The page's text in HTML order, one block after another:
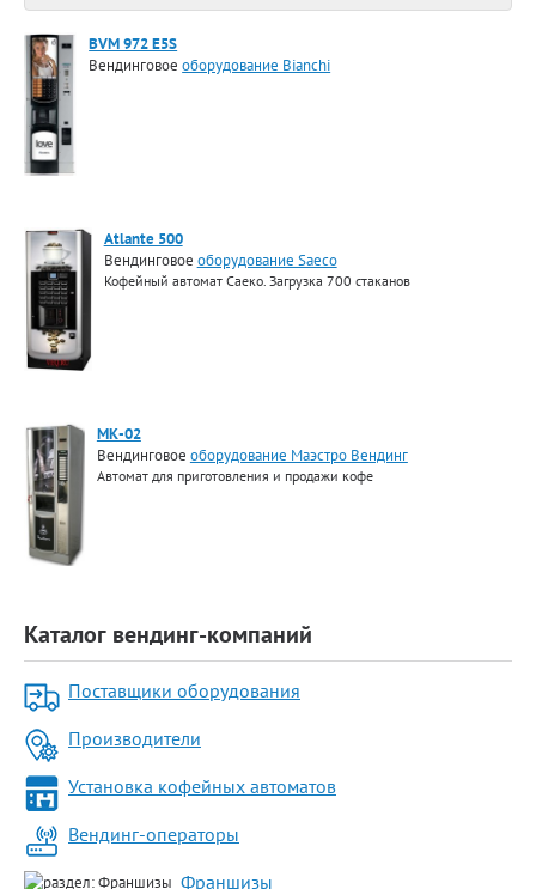
BVM 972 E5S
Вендинговоеоборудование Bianchi
Atlante 500
Вендинговое оборудование Saeco
Кофейный автомат Саеко. Загрузка 700 стаканов
МК-02
Вендинговое оборудование Маэстро Вендинг
Автомат для приготовления и продажи кофе
Каталог вендинг-компаний
Поставщики оборудования
Производители
Установка кофейных автоматов
Вендинг-операторы
Франшизы